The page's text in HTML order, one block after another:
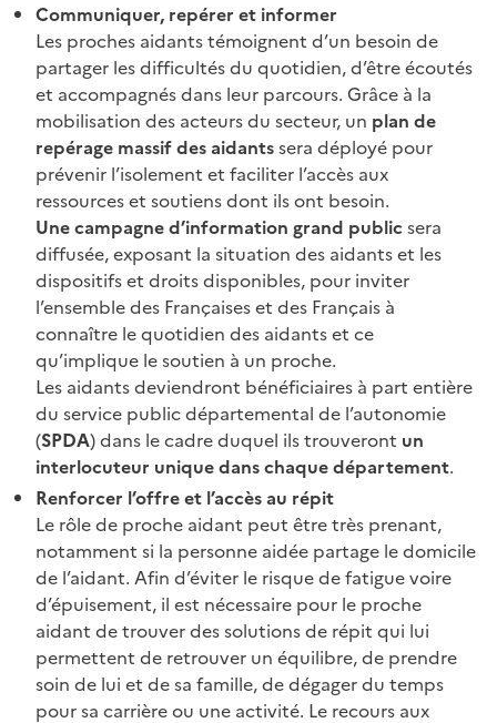
Communiquer, repérer et informer
Les proches aidants témoignent d’un besoin de
partager les difficultés du quotidien, d’être écoutés
et accompagnés dans leur parcours. Grâce à la
mobilisation des acteurs du secteur, un plan de
repérage massif des aidantssera déployé pour
prévenir l’isolement et faciliter l’accès aux
ressources et soutiens dont ils ont besoin.
Une campagne d’information grand publicsera
diffusée, exposant la situation des aidants et les
dispositifs et droits disponibles, pour inviter
l’ensemble des Françaises et des Français à
connaître le quotidien des aidants et ce
qu’implique le soutien à un proche.
Les aidants deviendront bénéficiaires à part entière
du service public départemental de l’autonomie
(SPDA) dans le cadre duquel ils trouveront un
interlocuteur unique dans chaque département.
Renforcer l’offre et l’accès au répit
Le rôle de proche aidant peut être très prenant,
notamment si la personne aidée partage le domicile
de l’aidant. Afin d’éviter le risque de fatigue voire
d’épuisement, il est nécessaire pour le proche
aidant de trouver des solutions de répit qui lui
permettent de retrouver un équilibre, de prendre
soin de lui et de sa famille, de dégager du temps
pour sa carrière ou une activité. Le recours aux